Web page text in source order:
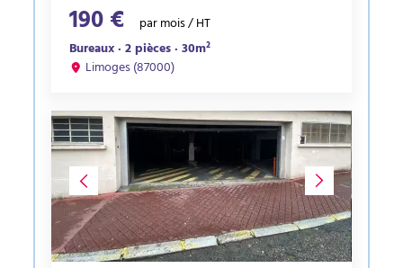
190 €
par mois / HT
Bureaux · 2 pièces · 30m²
Limoges (87000)